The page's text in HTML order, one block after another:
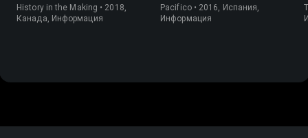
History in the Making • 2018,
Канада, Информация
Pacifico • 2016, Испания,
Информация